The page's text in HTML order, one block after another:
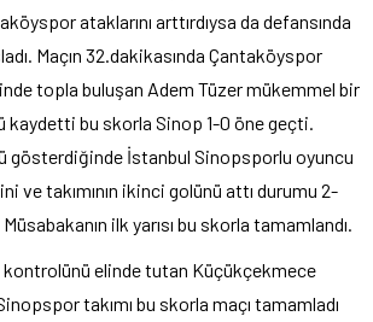
ataklarını arttırdıysa da defansında
Maçın 32.dakikasında Çantaköyspor
topla buluşan Adem Tüzer mükemmel bir
kaydetti bu skorla Sinop 1-0 öne geçti.
gösterdiğinde İstanbul Sinopsporlu oyuncu
ve takımının ikinci golünü attı durumu 2-
ilk yarısı bu skorla tamamlandı.
kontrolünü elinde tutan Küçükçekmece
takımı bu skorla maçı tamamladı